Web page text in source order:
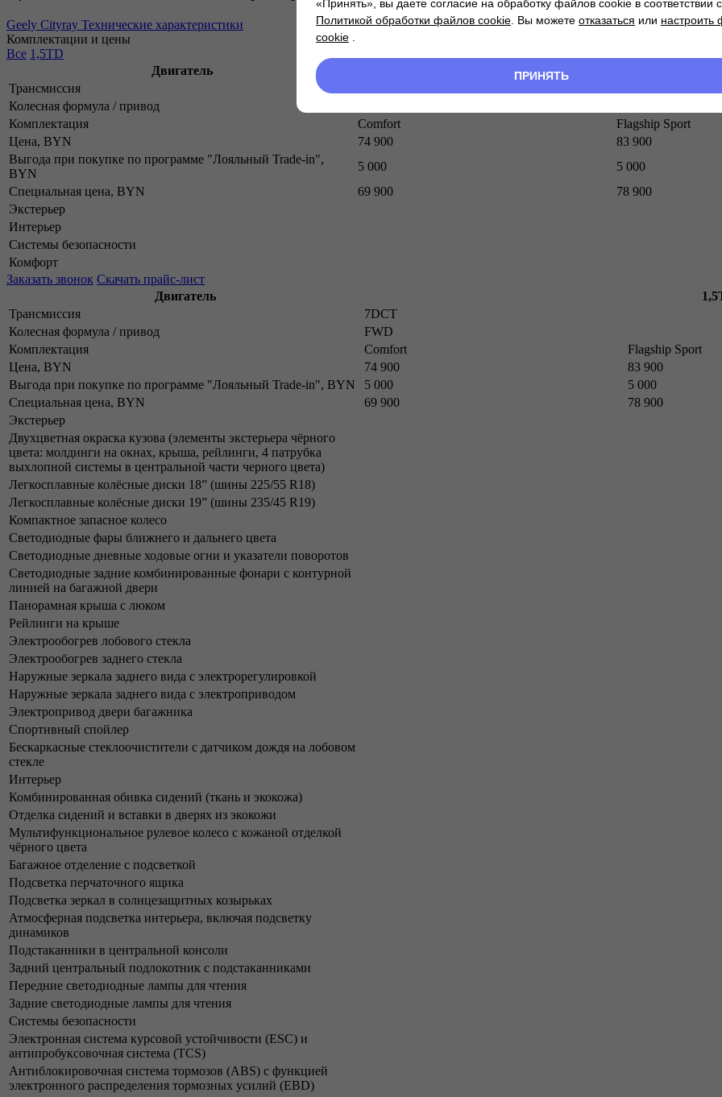
Geely Cityray Технические характеристики
Комплектации и цены
Все 1,5TD
Двигатель
Трансмиссия
Колесная формула / привод
Комплектация
Comfort
Flagship Sport
Цена, BYN
74 900
83 900
Выгода при покупке по программе "Лояльный Trade-in",
BYN
5 000
5 000
Специальная цена, BYN
69 900
78 900
Экстерьер
Интерьер
Системы безопасности
Комфорт
Заказать звонок Скачать прайс-лист
Двигатель
Трансмиссия
7DCT
Колесная формула / привод
FWD
Комплектация
Comfort
Flagship Sport
Цена, BYN
74 900
83 900
Выгода при покупке по программе "Лояльный Trade-in", BYN
5 000
5 000
Специальная цена, BYN
69 900
78 900
Экстерьер
Двухцветная окраска кузова (элементы экстерьера чёрного
цвета: молдинги на окнах, крыша, рейлинги, 4 патрубка
выхлопной системы в центральной части черного цвета)
Легкосплавные колёсные диски 18” (шины 225/55 R18)
Легкосплавные колёсные диски 19” (шины 235/45 R19)
Компактное запасное колесо
Светодиодные фары ближнего и дальнего цвета
Светодиодные дневные ходовые огни и указатели поворотов
Светодиодные задние комбинированные фонари с контурной
линией на багажной двери
Панорамная крыша с люком
Рейлинги на крыше
Электрообогрев лобового стекла
Электрообогрев заднего стекла
Наружные зеркала заднего вида с электрорегулировкой
Наружные зеркала заднего вида с электроприводом
Электропривод двери багажника
Спортивный спойлер
Бескаркасные стеклоочистители с датчиком дождя на лобовом
стекле
Интерьер
Комбинированная обивка сидений (ткань и экокожа)
Отделка сидений и вставки в дверях из экокожи
Мультифункциональное рулевое колесо с кожаной отделкой
чёрного цвета
Багажное отделение с подсветкой
Подсветка перчаточного ящика
Подсветка зеркал в солнцезащитных козырьках
Атмосферная подсветка интерьера, включая подсветку
динамиков
Подстаканники в центральной консоли
Задний центральный подлокотник с подстаканниками
Передние светодиодные лампы для чтения
Задние светодиодные лампы для чтения
Системы безопасности
Электронная система курсовой устойчивости (ESC) и
антипробуксовочная система (TCS)
Антиблокировочная система тормозов (ABS) с функцией
электронного распределения тормозных усилий (EBD)
«Принять», вы даете согласие на обработку файлов cookie в соответствии с
Политикой обработки файлов cookie . Вы можете отказаться или настроить
cookie
ПРИНЯТЬ